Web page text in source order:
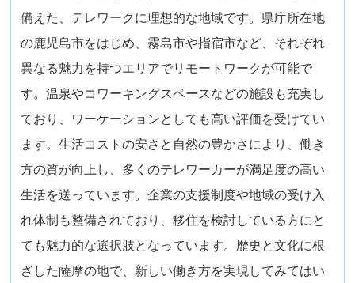
備えた、テレワークに理想的な地域です。県庁所在地
の鹿児島市をはじめ、霧島市や指宿市など、それぞれ
異なる魅力を持つエリアでリモートワークが可能で
す。温泉やコワーキングスペースなどの施設も充実し
ており、ワーケーションとしても高い評価を受けてい
ます。生活コストの安さと自然の豊かさにより、働き
方の質が向上し、多くのテレワーカーが満足度の高い
生活を送っています。企業の支援制度や地域の受け入
れ体制も整備されており、移住を検討している方にと
ても魅力的な選択肢となっています。歴史と文化に根
ざした薩摩の地で、新しい働き方を実現してみてはい